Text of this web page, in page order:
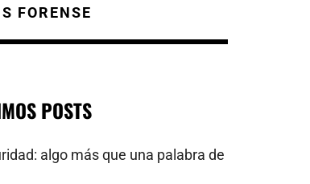
FORENSE
POSTS
algo más que una palabra de